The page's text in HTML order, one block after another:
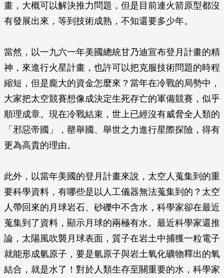
畫，大概可以解決推力問題，但是目前連火箭原型都沒
有發展出來，等到技術成熟，不知還要多少年。
當然，以一九六一年美國總統甘乃迪宣布登月計畫的精
神，來進行火星計畫，也許可以把克服技術問題的時程
縮短，但是龐大的資金怎麼來？當年在冷戰的局勢中，
大家把太空競賽想像成決定生死存亡的軍備競賽，似乎
順理成章。現在冷戰結束，世上已經沒有威脅全人類的
「邪惡帝國」，罄舉國、舉世之力進行星際探險，得有
更為高貴的理由。
此外，以當年美國的登月計畫來說，太空人蒐集到的重
要科學資料，有哪些是以人工儀器無法蒐集到的？太空
人帶回來的月球岩石、砂礫中不含水，科學家卻在最近
蒐集到了資料，顯示月球的兩極有水。最近科學家還推
論，太陽風吹襲月球表面，質子在岩土中捕獲一粒電子
就能形成氫原子，要是氫原子與岩土氧化礦物釋出的氧
結合，就是水了！對於人類生存至關重要的水，科學家